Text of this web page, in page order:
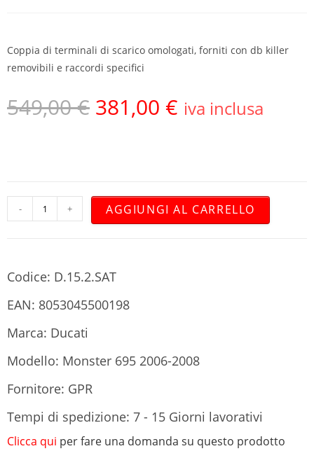
Coppia di terminali di scarico omologati, forniti con db killer
removibili e raccordi specifici
549,00€ 381,00 € iva inclusa
- + AGGIUNGI AL CARRELLO
Codice: D.15.2.SAT
EAN: 8053045500198
Marca: Ducati
Modello: Monster 695 2006-2008
Fornitore: GPR
Tempi di spedizione: 7 - 15 Giorni lavorativi
Clicca qui per fare una domanda su questo prodotto